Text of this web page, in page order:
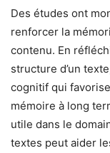
Des études ont
renforcer la
contenu. En
structure d’un
cognitif qui
mémoire à long
utile dans le
textes peut aider